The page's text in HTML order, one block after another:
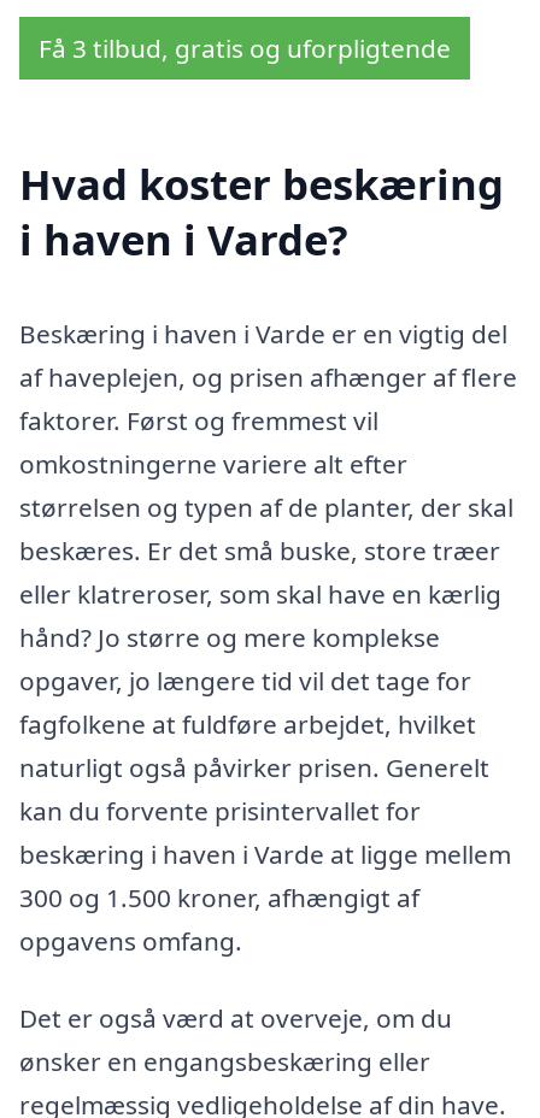
Få 3 tilbud, gratis og uforpligtende
Hvad koster beskæring
i haven i Varde?
Beskæring i haven i Varde er en vigtig del
af haveplejen, og prisen afhænger af flere
faktorer. Først og fremmest vil
omkostningerne variere alt efter
størrelsen og typen af de planter, der skal
beskæres. Er det små buske, store træer
eller klatreroser, som skal have en kærlig
hånd? Jo større og mere komplekse
opgaver, jo længere tid vil det tage for
fagfolkene at fuldføre arbejdet, hvilket
naturligt også påvirker prisen. Generelt
kan du forvente prisintervallet for
beskæring i haven i Varde at ligge mellem
300 og 1.500 kroner, afhængigt af
opgavens omfang.
Det er også værd at overveje, om du
ønsker en engangsbeskæring eller
regelmæssig vedligeholdelse af din have.